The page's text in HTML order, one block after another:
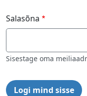
Salasõna
Sisestage oma